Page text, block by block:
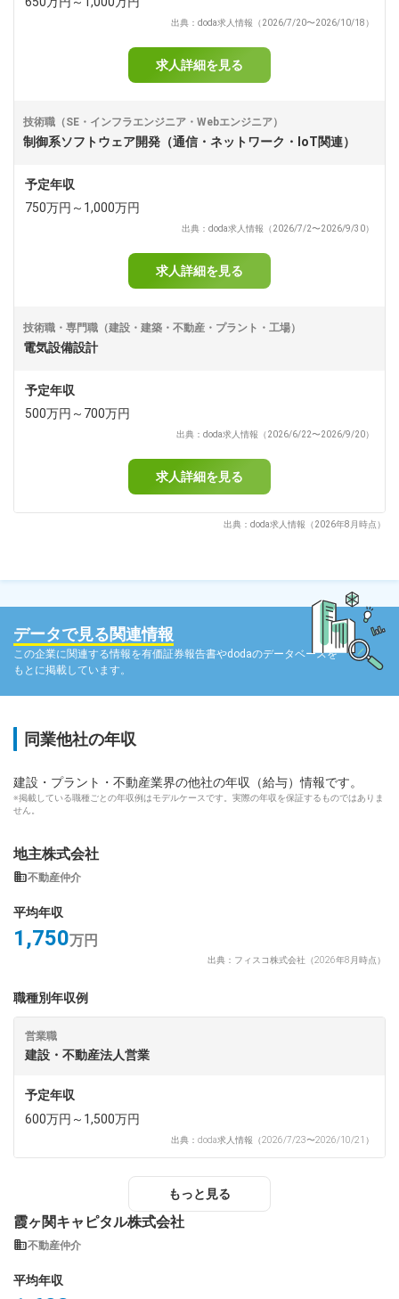
出典：doda求人情報（2026/7/20〜2026/10/18）
求人詳細を見る
技術職（SE・インフラエンジニア・Webエンジニア）
制御系ソフトウェア開発（通信・ネットワーク・IoT関連）
予定年収
750万円～1,000万円
出典：doda求人情報（2026/7/2〜2026/9/30）
求人詳細を見る
技術職・専門職（建設・建築・不動産・プラント・工場）
電気設備設計
予定年収
500万円～700万円
出典：doda求人情報（2026/6/22〜2026/9/20）
求人詳細を見る
出典：doda求人情報（2026年8月時点）
データで見る関連情報
この企業に関連する情報を有価証券報告書やdodaのデータベースを
もとに掲載しています。
同業他社の年収
建設・プラント・不動産業界の他社の年収（給与）情報です。
※掲載している職種ごとの年収例はモデルケースです。実際の年収を保証するものではありま
せん。
地主株式会社
不動産仲介
平均年収
1,750万円
出典：フィスコ株式会社（2026年8月時点）
職種別年収例
営業職
建設・不動産法人営業
予定年収
600万円～1,500万円
出典：doda求人情報（2026/7/23〜2026/10/21）
もっと見る
霞ヶ関キャピタル株式会社
不動産仲介
平均年収